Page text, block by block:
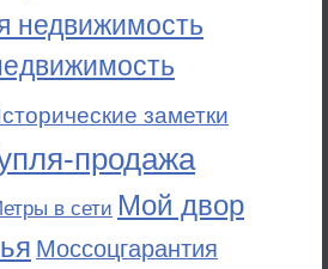
недвижимость
заметки
продажа
в сети Мой двор
Моссоцгарантия